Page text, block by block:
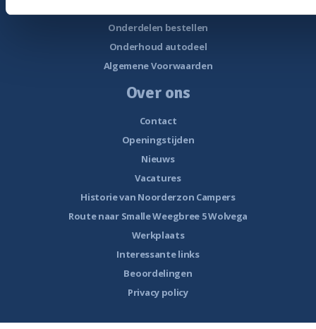
Onderdelen bestellen
Onderhoud autodeel
Algemene Voorwaarden
Over ons
Contact
Openingstijden
Nieuws
Vacatures
Historie van Noorderzon Campers
Route naar Smalle Weegbree 5 Wolvega
Werkplaats
Interessante links
Beoordelingen
Privacy policy